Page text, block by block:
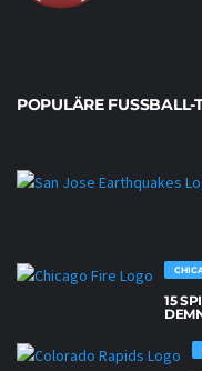
POPULÄRE FUSSBALL-
15